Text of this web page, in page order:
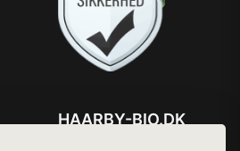
HAARBY-BIO.DK